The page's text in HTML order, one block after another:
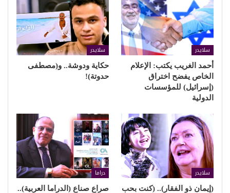
سلايدر
أحمد الغريب يكتب: الإعلام
الخاص يفضح اختراق
(إسرائيل) للمؤسسات
الدولية
سلايدر
حكاية ودوشة.. و(مصطفى
حدوتة)!
سلايدر
(إيمان ذو الفقار).. (كنت بحب
دراما
صراع صناع (الدراما العربية)..